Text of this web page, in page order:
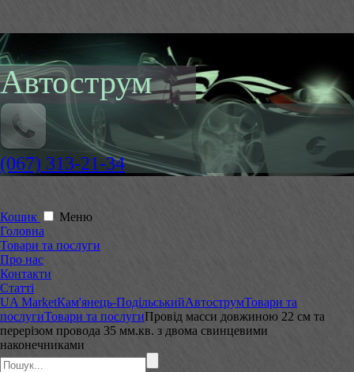
Автострум
(067) 313-21-34
Кошик
Меню
Головна
Товари та послуги
Про нас
Контакти
Статті
UA MarketКам'янець-ПодільськийАвтострумТовари та
послугиТовари та послугиПровід масси довжиною 22 см та
перерізом провода 35 мм.кв. з двома свинцевими
наконечниками